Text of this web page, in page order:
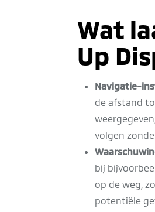
Wat
Up
Navigatie-
de afstand
volgen
bij
op de weg,
potentiële